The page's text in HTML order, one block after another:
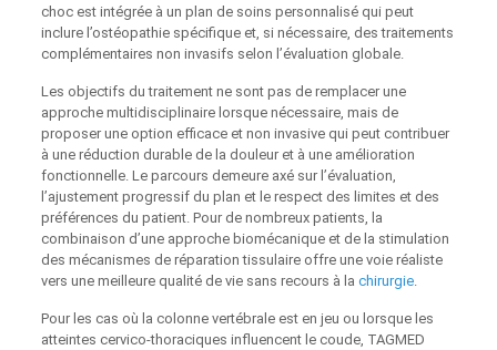
choc est intégrée à un plan de soins personnalisé qui peut
inclure l’ostéopathie spécifique et, si nécessaire, des traitements
complémentaires non invasifs selon l’évaluation globale.
Les objectifs du traitement ne sont pas de remplacer une
approche multidisciplinaire lorsque nécessaire, mais de
proposer une option efficace et non invasive qui peut contribuer
à une réduction durable de la douleur et à une amélioration
fonctionnelle. Le parcours demeure axé sur l’évaluation,
l’ajustement progressif du plan et le respect des limites et des
préférences du patient. Pour de nombreux patients, la
combinaison d’une approche biomécanique et de la stimulation
des mécanismes de réparation tissulaire offre une voie réaliste
vers une meilleure qualité de vie sans recours à la chirurgie.
Pour les cas où la colonne vertébrale est en jeu ou lorsque les
atteintes cervico-thoraciques influencent le coude, TAGMED